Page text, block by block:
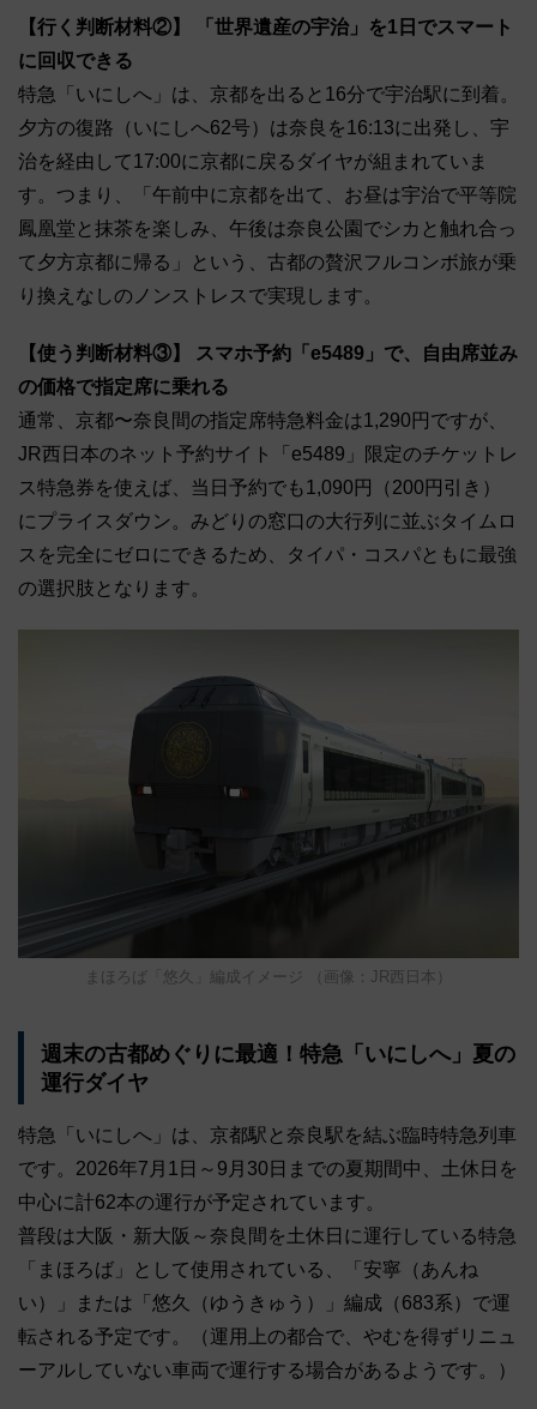
【行く判断材料②】 「世界遺産の宇治」を1日でスマート
に回収できる
特急「いにしへ」は、京都を出ると16分で宇治駅に到着。
夕方の復路（いにしへ62号）は奈良を16:13に出発し、宇
治を経由して17:00に京都に戻るダイヤが組まれていま
す。つまり、「午前中に京都を出て、お昼は宇治で平等院
鳳凰堂と抹茶を楽しみ、午後は奈良公園でシカと触れ合っ
て夕方京都に帰る」という、古都の贅沢フルコンボ旅が乗
り換えなしのノンストレスで実現します。
【使う判断材料③】 スマホ予約「e5489」で、自由席並み
の価格で指定席に乗れる
通常、京都〜奈良間の指定席特急料金は1,290円ですが、
JR西日本のネット予約サイト「e5489」限定のチケットレ
ス特急券を使えば、当日予約でも1,090円（200円引き）
にプライスダウン。みどりの窓口の大行列に並ぶタイムロ
スを完全にゼロにできるため、タイパ・コスパともに最強
の選択肢となります。
まほろば「悠久」編成イメージ （画像：JR西日本）
週末の古都めぐりに最適！特急「いにしへ」夏の
運行ダイヤ
特急「いにしへ」は、京都駅と奈良駅を結ぶ臨時特急列車
です。2026年7月1日～9月30日までの夏期間中、土休日を
中心に計62本の運行が予定されています。
普段は大阪・新大阪～奈良間を土休日に運行している特急
「まほろば」として使用されている、「安寧（あんね
い）」または「悠久（ゆうきゅう）」編成（683系）で運
転される予定です。（運用上の都合で、やむを得ずリニュ
ーアルしていない車両で運行する場合があるようです。）